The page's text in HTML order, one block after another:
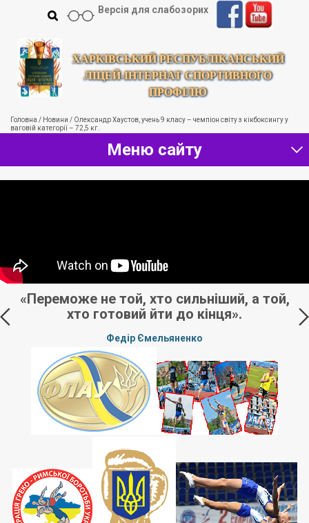
ХАРКІВСЬКИЙ РЕСПУБЛІКАНСЬКИЙ
ЛІЦЕЙ-ІНТЕРНАТ СПОРТИВНОГО
ПРОФІЛЮ
Версія для слабозорих
Головна / Новини / Олександр Хаустов, учень 9 класу – чемпіон світу з кікбоксингу у
ваговій категорії – 72,5 кг.
Меню сайту
«Переможе не той, хто сильніший, а той,
хто готовий йти до кінця».
Федір Ємельяненко